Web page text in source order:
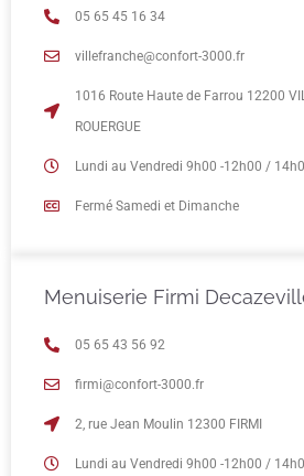
05 65 45 16 34
villefranche@confort-3000.fr
1016 Route Haute de Farrou 12200
ROUERGUE
Lundi au Vendredi 9h00 -12h00 /
Fermé Samedi et Dimanche
Menuiserie Firmi
05 65 43 56 92
firmi@confort-3000.fr
2, rue Jean Moulin 12300 FIRMI
Lundi au Vendredi 9h00 -12h00 /